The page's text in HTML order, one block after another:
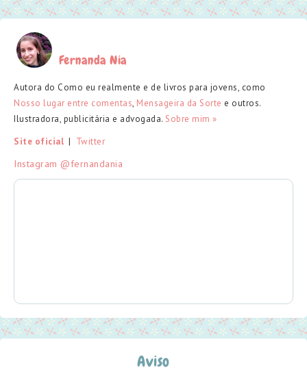
Fernanda Nia
Autora do Como eu realmente e de livros para jovens, como
Nosso lugar entre comentas, Mensageira da Sorte e outros.
Ilustradora, publicitária e advogada. Sobre mim »
Site oficial
  |
Twitter
Instagram @fernandania
Aviso